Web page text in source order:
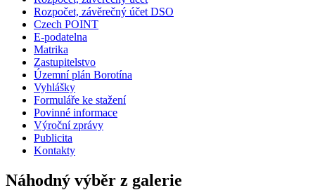
Rozpočet, závěrečný účet DSO
Czech POINT
E-podatelna
Matrika
Zastupitelstvo
Územní plán Borotína
Vyhlášky
Formuláře ke stažení
Povinné informace
Výroční zprávy
Publicita
Kontakty
Náhodný výběr z galerie